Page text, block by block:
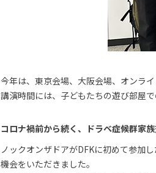
今年は、東京会場、大阪会場、オンラ
講演時間には、子どもたちの遊び部屋
コロナ禍前から続く、ドラベ症候群家
ノックオンザドアがDFKに初めて参加
機会をいただきました。